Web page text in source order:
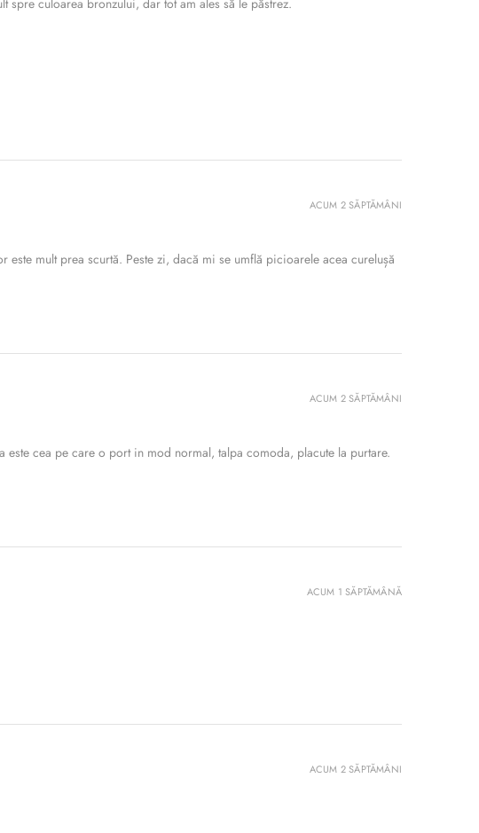
spre culoarea bronzului, dar tot am ales să le păstrez.
mult prea scurtă. Peste zi, dacă mi se umflă picioarele acea curelușă
ACUM 2 SĂPTĂMÂNI
cea pe care o port in mod normal, talpa comoda, placute la purtare.
ACUM 2 SĂPTĂMÂNI
ACUM 1 SĂPTĂMÂNĂ
ACUM 2 SĂPTĂMÂNI